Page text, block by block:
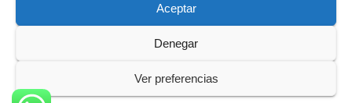
Aceptar
Denegar
Ver preferencias